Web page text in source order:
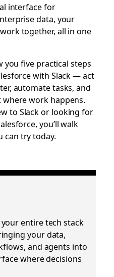
interface for
data, your
together, all in one
you five practical steps
with Slack — act
automate tasks, and
work happens.
to Slack or looking for
you’ll walk
can try today.
entire tech stack
your data,
and agents into
where decisions